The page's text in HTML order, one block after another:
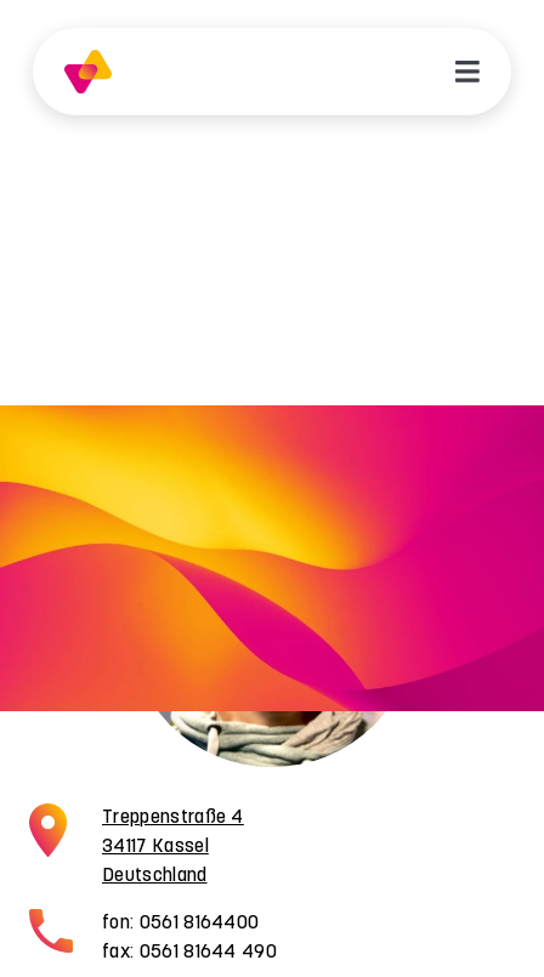
Treppenstraße 4
34117 Kassel
Deutschland
fon: 0561 8164400
fax: 0561 81644 490